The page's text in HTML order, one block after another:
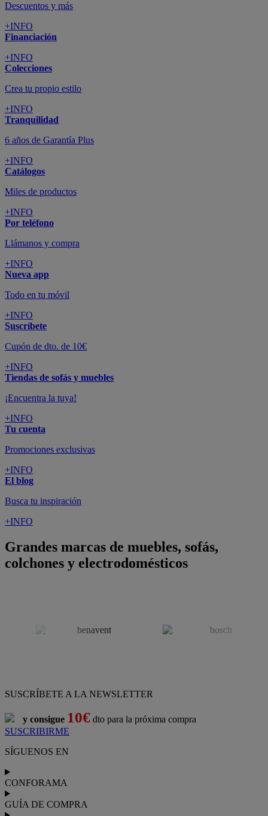
Descuentos y más
+INFO
Financiación
+INFO
Colecciones
Crea tu propio estilo
+INFO
Tranquilidad
6 años de Garantía Plus
+INFO
Catálogos
Miles de productos
+INFO
Por teléfono
Llámanos y compra
+INFO
Nueva app
Todo en tu móvil
+INFO
Suscríbete
Cupón de dto. de 10€
+INFO
Tiendas de sofás y muebles
¡Encuentra la tuya!
+INFO
Tu cuenta
Promociones exclusivas
+INFO
El blog
Busca tu inspiración
+INFO
Grandes marcas de muebles, sofás,
colchones y electrodomésticos
SUSCRÍBETE A LA NEWSLETTER
y consigue 10€ dto para la próxima compra
SUSCRIBIRME
SÍGUENOS EN
CONFORAMA
GUÍA DE COMPRA